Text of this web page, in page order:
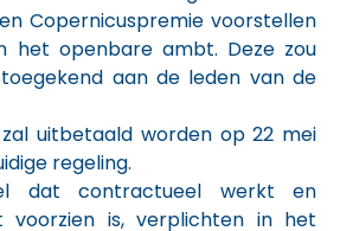
Copernicuspremie voorstellen
het openbare ambt. Deze zou
aan de leden van de
uitbetaald worden op 22 mei
regeling.
dat contractueel werkt en
is, verplichten in het